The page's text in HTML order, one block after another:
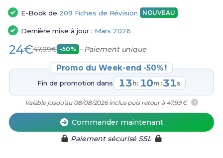
E-Book de 209 Fiches de Révision NOUVEAU
Dernière mise à jour : Mars 2026
24€47,99€ -50% – Paiement unique
Promo du Week-end -50% !
Fin de promotion dans 13 h: 10m :30 s
Valable jusqu'au 08/08/2026 inclus puis retour à 47,99 € ?
Commander maintenant
Paiement sécurisé SSL